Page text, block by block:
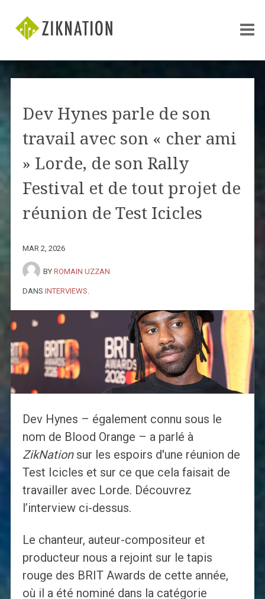
Dev Hynes parle de son
travail avec son « cher ami
» Lorde, de son Rally
Festival et de tout projet de
réunion de Test Icicles
MAR 2, 2026
BY ROMAIN UZZAN
DANS INTERVIEWS
Dev Hynes – également connu sous le
nom de Blood Orange – a parlé à
ZikNation sur les espoirs d'une réunion de
Test Icicles et sur ce que cela faisait de
travailler avec Lorde. Découvrez
l’interview ci-dessus.
Le chanteur, auteur-compositeur et
producteur nous a rejoint sur le tapis
rouge des BRIT Awards de cette année,
où il a été nominé dans la catégorie